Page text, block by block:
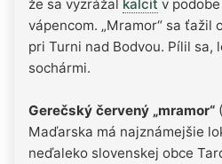
že sa vyzrážal kalcit v
vápencom. „Mramor“ sa ťažil
pri Turni nad Bodvou. Pílil
sochármi.
Gerečský červený „mramor“
Maďarska má najznámejšie
neďaleko slovenskej obce